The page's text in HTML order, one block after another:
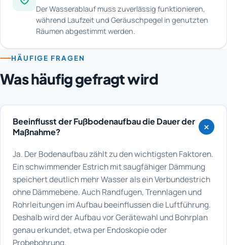
Der Wasserablauf muss zuverlässig funktionieren,
während Laufzeit und Geräuschpegel in genutzten
Räumen abgestimmt werden.
HÄUFIGE FRAGEN
Was häufig gefragt wird
Beeinflusst der Fußbodenaufbau die Dauer der
Maßnahme?
Ja. Der Bodenaufbau zählt zu den wichtigsten Faktoren.
Ein schwimmender Estrich mit saugfähiger Dämmung
speichert deutlich mehr Wasser als ein Verbundestrich
ohne Dämmebene. Auch Randfugen, Trennlagen und
Rohrleitungen im Aufbau beeinflussen die Luftführung.
Deshalb wird der Aufbau vor Gerätewahl und Bohrplan
genau erkundet, etwa per Endoskopie oder
Probebohrung.